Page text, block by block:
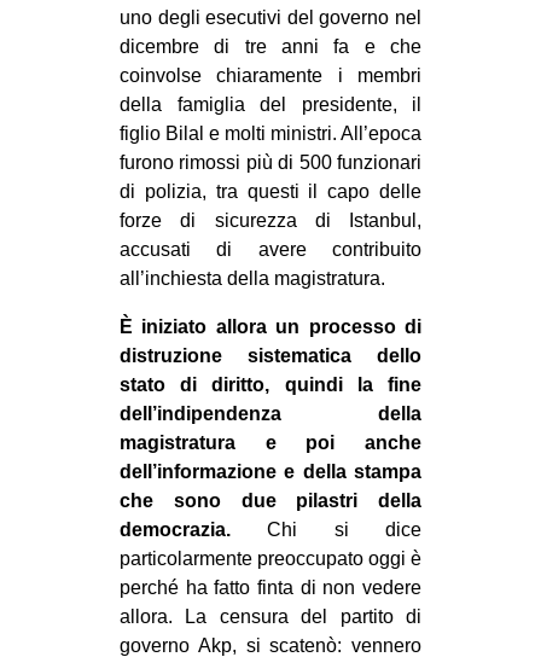
ARTE
MANIFESTI
MUSICA
RECENSIONI
INTERNAZIONALE
AFRICA
AMERICHE
ESTREMO ORIENTE
EUROPA
MEDIO ORIENTE
MONDO
EVENTI
in
Fb
uno degli esecutivi del governo nel
dicembre di tre anni fa e che
coinvolse chiaramente i membri
della famiglia del presidente, il
figlio Bilal e molti ministri. All’epoca
furono rimossi più di 500 funzionari
di polizia, tra questi il capo delle
forze di sicurezza di Istanbul,
accusati di avere contribuito
all’inchiesta della magistratura.
È iniziato allora un processo di
distruzione sistematica dello
stato di diritto, quindi la fine
dell’indipendenza della
magistratura e poi anche
dell’informazione e della stampa
che sono due pilastri della
democrazia. Chi si dice
particolarmente preoccupato oggi è
perché ha fatto finta di non vedere
allora. La censura del partito di
governo Akp, si scatenò: vennero